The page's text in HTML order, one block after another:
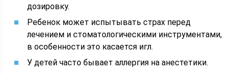
дозировку.
Ребенок может испытывать страх перед
лечением и стоматологическими инструментами,
в особенности это касается игл.
У детей часто бывает аллергия на анестетики.